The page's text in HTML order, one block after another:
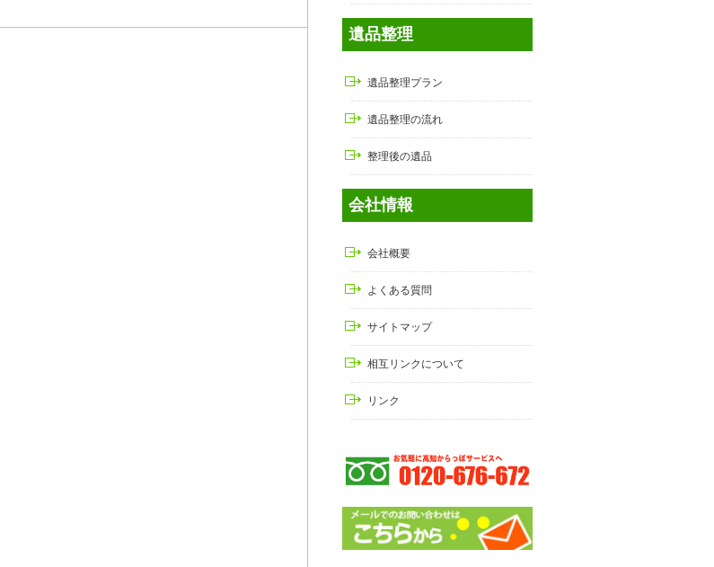
遺品整理
遺品整理プラン
遺品整理の流れ
整理後の遺品
会社情報
会社概要
よくある質問
サイトマップ
相互リンクについて
リンク